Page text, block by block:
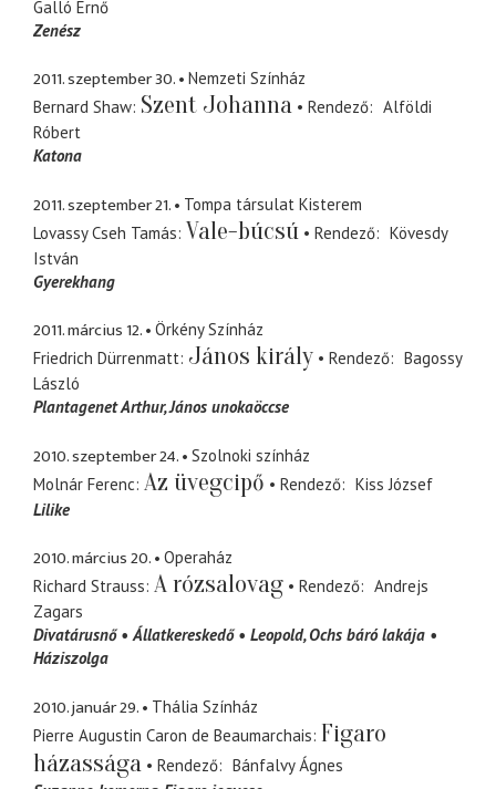
Galló Ernő
Zenész
2011. szeptember 30.
Nemzeti Színház
Bernard Shaw Szent Johanna Rendező
Alföldi
Róbert
Katona
2011. szeptember 21.
Tompa társulat Kisterem
Lovassy Cseh Tamás Vale-búcsú Rendező
Kövesdy
István
Gyerekhang
2011. március 12.
Örkény Színház
Friedrich Dürrenmatt János király Rendező
Bagossy
László
Plantagenet Arthur János unokaöccse
2010. szeptember 24.
Szolnoki színház
Molnár Ferenc Az üvegcipő Rendező
Kiss József
Lilike
2010. március 20.
Operaház
Richard Strauss A rózsalovag Rendező
Andrejs
Zagars
Divatárusnő
Állatkereskedő Leopold Ochs báró lakája
Háziszolga
2010. január 29.
Thália Színház
Pierre Augustin Caron de Beaumarchais Figaro
házassága
Rendező
Bánfalvy Ágnes